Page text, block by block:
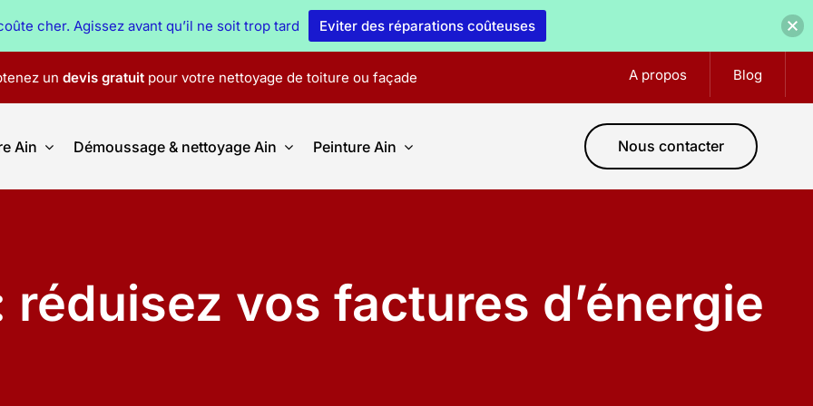
un devis gratuitpour votre nettoyage de toiture ou façade A propos Blog
Ain Démoussage & nettoyage Ain Peinture Ain Nous contacter
vos factures d’énergie
cher. Agissez avant qu’il ne soit trop tard Eviter des réparations coûteuses